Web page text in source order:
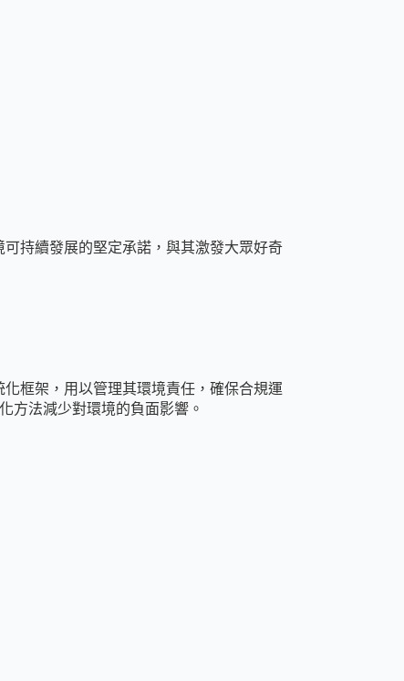
持續發展的堅定承諾，與其激發大眾好奇
框架，用以管理其環境責任，確保合規運
方法減少對環境的負面影響。